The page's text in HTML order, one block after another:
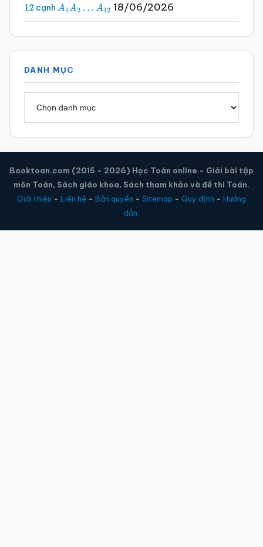
12 cạnh A1A2…A 12 18/06/2026
DANH MỤC
Booktoan.com (2015 - 2026) Học Toán online - Giải bài tập
môn Toán, Sách giáo khoa, Sách tham khảo và đề thi Toán.
Giới thiệu - Liên hệ - Bản quyền - Sitemap - Quy định - Hướng
dẫn.